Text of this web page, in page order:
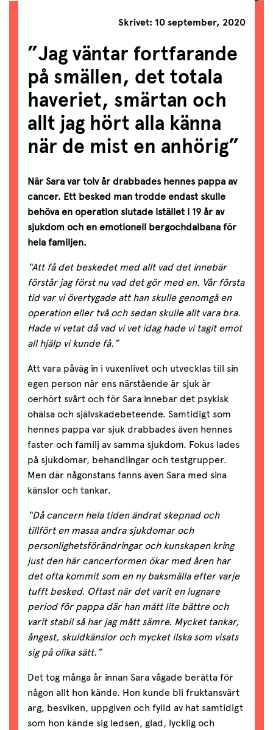
Skrivet: 10 september, 2020
”Jag väntar fortfarande
på smällen, det totala
haveriet, smärtan och
allt jag hört alla känna
när de mist en anhörig”
När Sara var tolv år drabbades hennes pappa av
cancer. Ett besked man trodde endast skulle
behöva en operation slutade istället i 19 år av
sjukdom och en emotionell bergochdalbana för
hela familjen.
“Att få det beskedet med allt vad det innebär
förstår jag först nu vad det gör med en. Vår första
tid var vi övertygade att han skulle genomgå en
operation eller två och sedan skulle allt vara bra.
Hade vi vetat då vad vi vet idag hade vi tagit emot
all hjälp vi kunde få.”
Att vara påväg in i vuxenlivet och utvecklas till sin
egen person när ens närstående är sjuk är
oerhört svårt och för Sara innebar det psykisk
ohälsa och självskadebeteende. Samtidigt som
hennes pappa var sjuk drabbades även hennes
faster och familj av samma sjukdom. Fokus lades
på sjukdomar, behandlingar och testgrupper.
Men där någonstans fanns även Sara med sina
känslor och tankar.
“Då cancern hela tiden ändrat skepnad och
tillfört en massa andra sjukdomar och
personlighetsförändringar och kunskapen kring
just den här cancerformen ökar med åren har
det ofta kommit som en ny baksmälla efter varje
tufft besked. Oftast när det varit en lugnare
period för pappa där han mått lite bättre och
varit stabil så har jag mått sämre. Mycket tankar,
ångest, skuldkänslor och mycket ilska som visats
sig på olika sätt.”
Det tog många år innan Sara vågade berätta för
någon allt hon kände. Hon kunde bli fruktansvärt
arg, besviken, uppgiven och fylld av hat samtidigt
som hon kände sig ledsen, glad, lycklig och